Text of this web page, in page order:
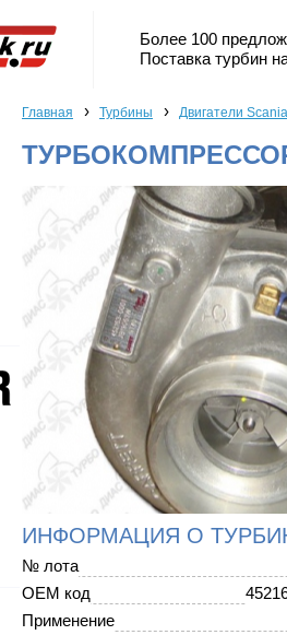
Более 100
Поставка турбин
Главная › Турбины › Двигатели Scania
ТУРБОКОМПРЕССОР
ИНФОРМАЦИЯ О
№ лота
OEM код
Применение